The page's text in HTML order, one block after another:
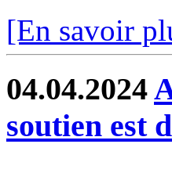
[En savoir
04.04.2024
soutien est